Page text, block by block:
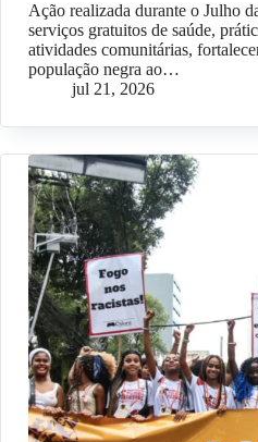
Ação realizada durante o Julho
serviços gratuitos de saúde,
atividades comunitárias,
população negra ao…
jul 21, 2026